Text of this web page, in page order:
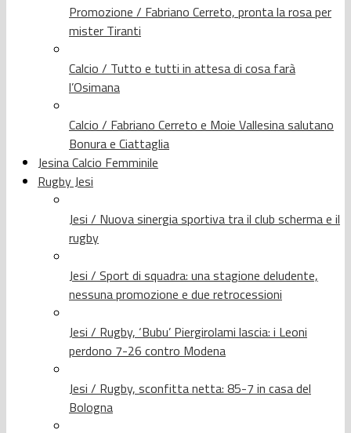
Promozione / Fabriano Cerreto, pronta la rosa per
mister Tiranti
Calcio / Tutto e tutti in attesa di cosa farà
l’Osimana
Calcio / Fabriano Cerreto e Moie Vallesina salutano
Bonura e Ciattaglia
Jesina Calcio Femminile
Rugby Jesi
Jesi / Nuova sinergia sportiva tra il club scherma e il
rugby
Jesi / Sport di squadra: una stagione deludente,
nessuna promozione e due retrocessioni
Jesi / Rugby, ‘Bubu’ Piergirolami lascia: i Leoni
perdono 7-26 contro Modena
Jesi / Rugby, sconfitta netta: 85-7 in casa del
Bologna